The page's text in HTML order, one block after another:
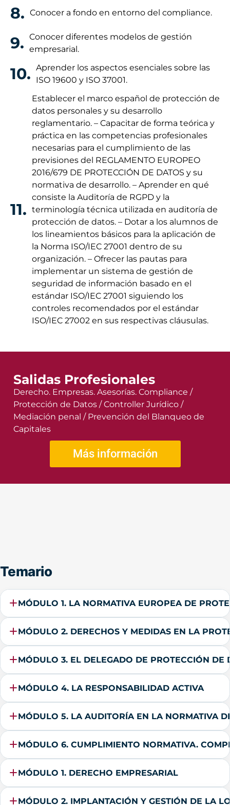
8. Conocer a fondo en entorno del compliance.
9. Conocer diferentes modelos de gestión
empresarial.
10. Aprender los aspectos esenciales sobre las
ISO 19600 y ISO 37001.
11.
Establecer el marco español de protección de
datos personales y su desarrollo
reglamentario. – Capacitar de forma teórica y
práctica en las competencias profesionales
necesarias para el cumplimiento de las
previsiones del REGLAMENTO EUROPEO
2016/679 DE PROTECCIÓN DE DATOS y su
normativa de desarrollo. – Aprender en qué
consiste la Auditoría de RGPD y la
terminología técnica utilizada en auditoría de
protección de datos. – Dotar a los alumnos de
los lineamientos básicos para la aplicación de
la Norma ISO/IEC 27001 dentro de su
organización. – Ofrecer las pautas para
implementar un sistema de gestión de
seguridad de información basado en el
estándar ISO/IEC 27001 siguiendo los
controles recomendados por el estándar
ISO/IEC 27002 en sus respectivas cláusulas.
Salidas Profesionales
Derecho. Empresas. Asesorías. Compliance /
Protección de Datos / Controller Jurídico /
Mediación penal / Prevención del Blanqueo de
Capitales
Más información
Temario
MÓDULO 1. LA NORMATIVA EUROPEA DE
MÓDULO 2. DERECHOS Y MEDIDAS EN LA
MÓDULO 3. EL DELEGADO DE PROTECCIÓN DE
MÓDULO 4. LA RESPONSABILIDAD ACTIVA
MÓDULO 5. LA AUDITORÍA EN LA NORMATIVA
MÓDULO 6. CUMPLIMIENTO NORMATIVA.
MÓDULO 1. DERECHO EMPRESARIAL
MÓDULO 2. IMPLANTACIÓN Y GESTIÓN DE LA